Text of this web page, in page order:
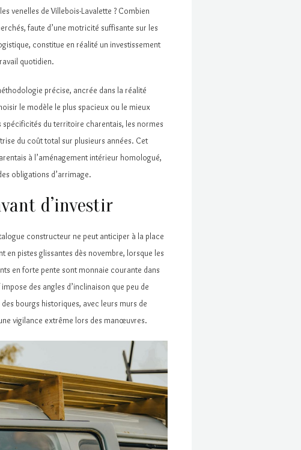
venelles de Villebois-Lavalette ? Combien
faute d’une motricité suffisante sur les
constitue en réalité un investissement
quotidien.
précise, ancrée dans la réalité
le modèle le plus spacieux ou le mieux
du territoire charentais, les normes
du coût total sur plusieurs années. Cet
à l’aménagement intérieur homologué,
obligations d’arrimage.
d’investir
constructeur ne peut anticiper à la place
en pistes glissantes dès novembre, lorsque les
en forte pente sont monnaie courante dans
des angles d’inclinaison que peu de
bourgs historiques, avec leurs murs de
vigilance extrême lors des manœuvres.